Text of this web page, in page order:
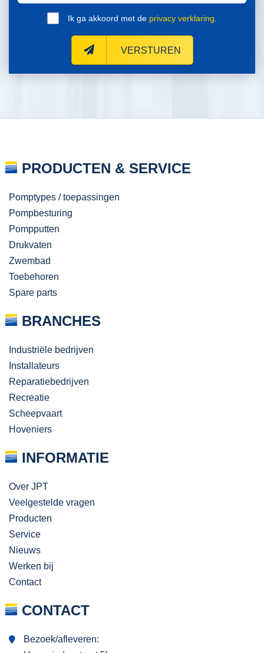
Ik ga akkoord met de privacy verklaring
VERSTUREN
PRODUCTEN & SERVICE
Pomptypes / toepassingen
Pompbesturing
Pompputten
Drukvaten
Zwembad
Toebehoren
Spare parts
BRANCHES
Industriële bedrijven
Installateurs
Reparatiebedrijven
Recreatie
Scheepvaart
Hoveniers
INFORMATIE
Over JPT
Veelgestelde vragen
Producten
Service
Nieuws
Werken bij
Contact
CONTACT
Bezoek/afleveren: